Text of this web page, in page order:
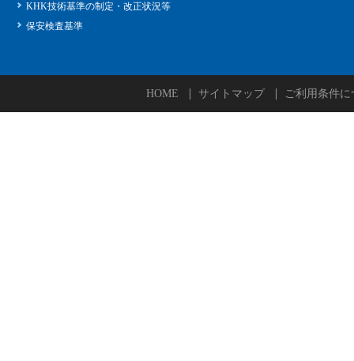
KHK技術基準の制定・改正状況等
保安検査基準
HOME サイトマップ ご利用条件に